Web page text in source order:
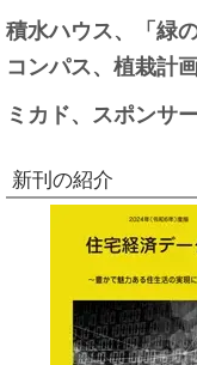
積水ハウス、「緑
コンパス、植栽計
ミカド、スポンサ
新刊の紹介